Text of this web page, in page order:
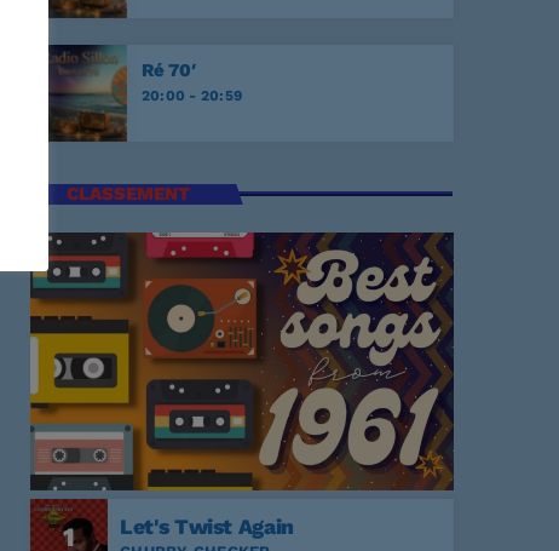
Ré 70′
20:00 - 20:59
CLASSEMENT
1 Let's Twist Again